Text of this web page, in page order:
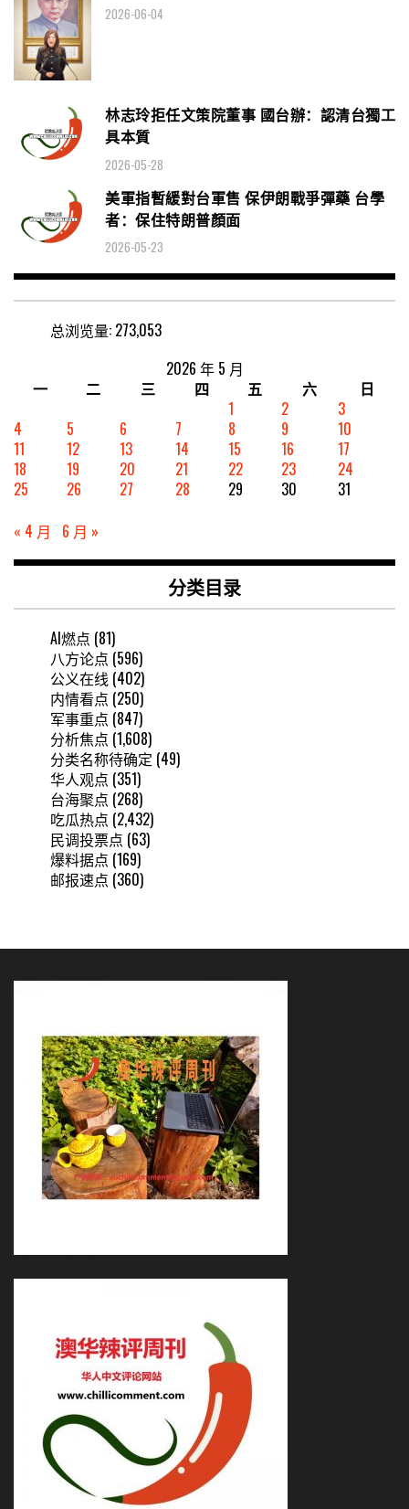
2026-06-04
林志玲拒任文策院董事 國台辦：認清台獨工
具本質
2026-05-28
美軍指暫緩對台軍售 保伊朗戰爭彈藥 台學
者：保住特朗普顏面
2026-05-23
总浏览量: 273,053
2026 年 5 月
一
二 三 四 五 六
日
1
2
3
4
5 6 7 8 9
10
11
12 13 14 15 16
17
18
19 20 21 22 23
24
25
26 27 28 29 30
31
« 4 月
6 月 »
分类目录
AI燃点 (81)
八方论点 (596)
公义在线 (402)
内情看点 (250)
军事重点 (847)
分析焦点 (1,608)
分类名称待确定 (49)
华人观点 (351)
台海聚点 (268)
吃瓜热点 (2,432)
民调投票点 (63)
爆料据点 (169)
邮报速点 (360)